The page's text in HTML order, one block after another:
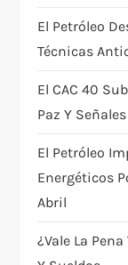
i
o
n
El Petróleo
Técnicas
El CAC 40
Paz Y
El Petróleo
Energéticos
Abril
¿Vale La